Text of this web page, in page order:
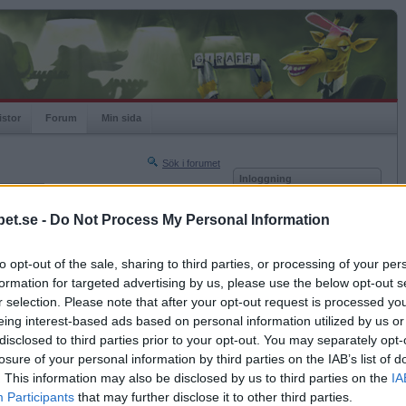
- Do Not Process My Personal Information
opt-out of the sale, sharing to third parties, or processing of your
for targeted advertising by us, please use the below opt-out
selection. Please note that after your opt-out request is processed
interest-based ads based on personal information utilized by us
to third parties prior to your opt-out. You may separately
of your personal information by third parties on the IAB’s list of
This information may also be disclosed by us to third parties on the
Participants that may further disclose it to other third parties.
Forum Min sida
Sök i forumet
Nästa sida »
2023-08-31 19:31
bor
Inloggning
Kom ihåg mig
Glömt ditt lösenord?
Få ny aktiveringslänk
Betapet är gratis!